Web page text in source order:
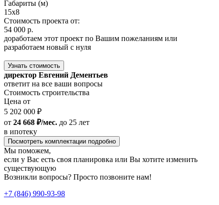
Габариты (м)
15x8
Стоимость проекта от:
54 000 р.
доработаем этот проект по Вашим пожеланиям или
разработаем новый с нуля
Узнать стоимость
директор Евгений Дементьев
ответит на все ваши вопросы
Стоимость строительства
Цена от
5 202 000 ₽
от 24 668 ₽/мес. до 25 лет
в ипотеку
Посмотреть комплектации подробно
Мы поможем,
если у Вас есть своя планировка или Вы хотите изменить
существующую
Возникли вопросы? Просто позвоните нам!
+7 (846) 990-93-98